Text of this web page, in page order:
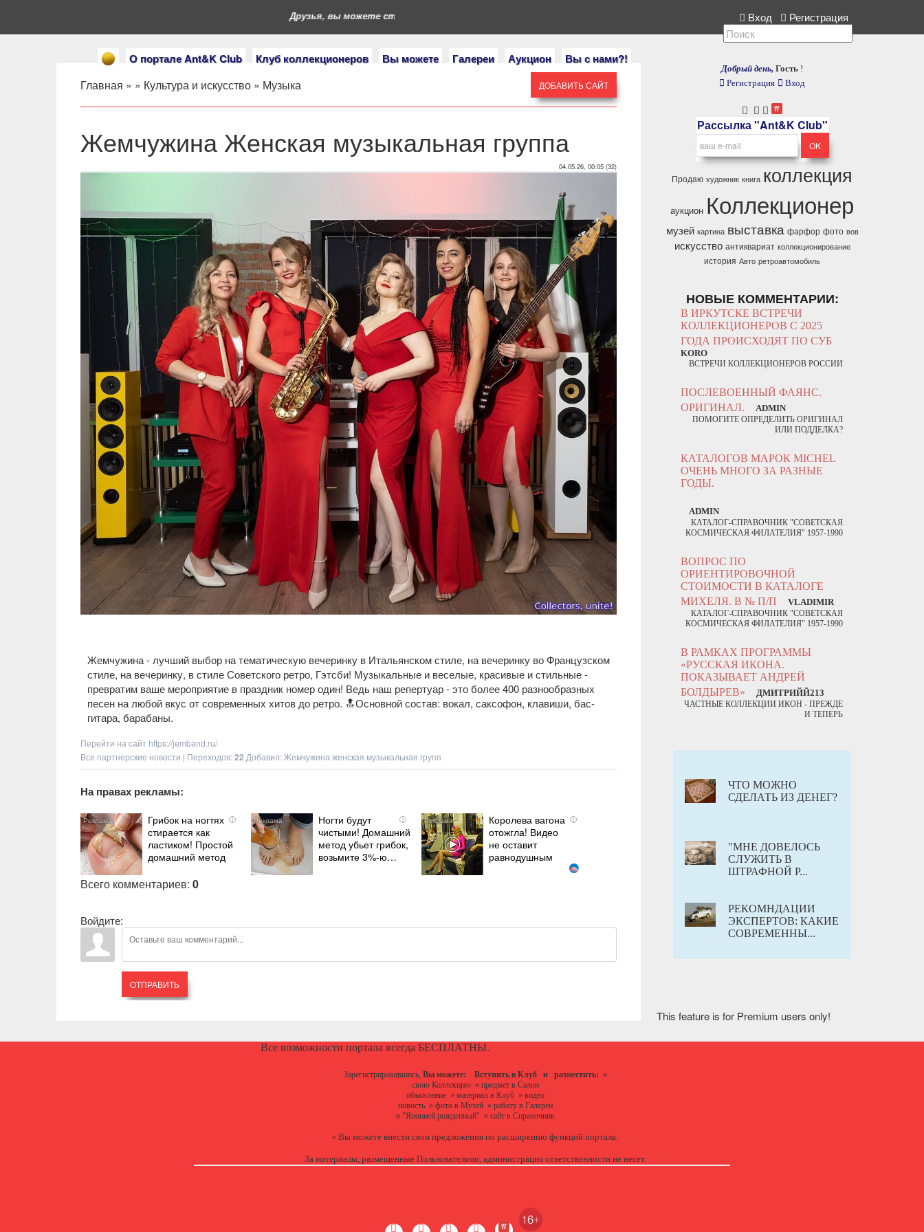
О портале Ant&K Club Клуб коллекционеров Вы можете Галереи Аукцион Вы с нами?!
Друзья, вы можете стать героями нашего портала. Если у вас есть коллекция, расскажите нам. Вход Регистрация
Главная » » Культура и искусство » Музыка ДОБАВИТЬ САЙТ
Жемчужина Женская музыкальная группа
04.05.26, 00:05 (32)
Жемчужина - лучший выбор на тематическую вечеринку в Итальянском стиле, на вечеринку во Французском
стиле, на вечеринку, в стиле Советского ретро, Гэтсби! Музыкальные и веселые, красивые и стильные -
превратим ваше мероприятие в праздник номер один! Ведь наш репертуар - это более 400 разнообразных
песен на любой вкус от современных хитов до ретро. 🔝Основной состав: вокал, саксофон, клавиши, бас-
гитара, барабаны.
Перейти на сайт https://jemband.ru/
Все партнерские новости | Переходов:22 Добавил: Жемчужина женская музыкальная групп
На правах рекламы:
i
Грибок на ногтях
стирается как
ластиком! Простой
домашний метод
i
Ногти будут
чистыми! Домашний
метод убьет грибок,
возьмите 3%-ю…
i
Королева вагона
отожгла! Видео
не оставит
равнодушным
Всего комментариев: 0
Войдите:
ОТПРАВИТЬ
Добрый день, Гость !
Регистрация
Вход
Рассылка "Ant&K Club"
Продаю художник книга коллекция
аукцион Коллекционер
музей картина выставка фарфор фото вов
искусство антиквариат коллекционирование
история Авто ретроавтомобиль
НОВЫЕ КОММЕНТАРИИ:
В ИРКУТСКЕ ВСТРЕЧИ
КОЛЛЕКЦИОНЕРОВ С 2025
ГОДА ПРОИСХОДЯТ ПО СУБ
KORO
ВСТРЕЧИ КОЛЛЕКЦИОНЕРОВ РОССИИ
ПОСЛЕВОЕННЫЙ ФАЯНС.
ОРИГИНАЛ.
ADMIN
ПОМОГИТЕ ОПРЕДЕЛИТЬ ОРИГИНАЛ
ИЛИ ПОДДЕЛКА?
КАТАЛОГОВ МАРОК MICHEL
ОЧЕНЬ МНОГО ЗА РАЗНЫЕ
ГОДЫ.
ADMIN
КАТАЛОГ-СПРАВОЧНИК "СОВЕТСКАЯ
КОСМИЧЕСКАЯ ФИЛАТЕЛИЯ" 1957-1990
ВОПРОС ПО
ОРИЕНТИРОВОЧНОЙ
СТОИМОСТИ В КАТАЛОГЕ
МИХЕЛЯ. В № П/П
VLADIMIR
КАТАЛОГ-СПРАВОЧНИК "СОВЕТСКАЯ
КОСМИЧЕСКАЯ ФИЛАТЕЛИЯ" 1957-1990
В РАМКАХ ПРОГРАММЫ
«РУССКАЯ ИКОНА.
ПОКАЗЫВАЕТ АНДРЕЙ
БОЛДЫРЕВ»
ДМИТРИЙЙ213
ЧАСТНЫЕ КОЛЛЕКЦИИ ИКОН - ПРЕЖДЕ
И ТЕПЕРЬ
ЧТО МОЖНО
СДЕЛАТЬ ИЗ ДЕНЕГ?
"МНЕ ДОВЕЛОСЬ
СЛУЖИТЬ В
ШТРАФНОЙ Р...
РЕКОМНДАЦИИ
ЭКСПЕРТОВ: КАКИЕ
СОВРЕМЕННЫ...
This feature is for Premium users only!
Все возможности портала всегда БЕСПЛАТНЫ.
Зарегистрировавшись, Вы можете: Вступить в Клуб и разместить: »
свою Коллекцию» предмет в Салон
объявление» материал в Клуб» видео
новость» фото в Музей» работу в Галереи
в "Японией рожденный" » сайт в Справочник
» Вы можете внести свои предложения по расширению функций портала.
За материалы, размещенные Пользователями, администрация ответственности не несет.